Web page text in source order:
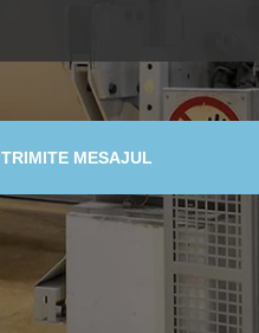
TRIMITE MESAJUL